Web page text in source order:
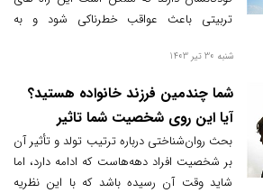
تربیتی باعث عواقب خطرناکی شود و به
شنبه 30 تیر 1403
شما چندمین فرزند خانواده هستید؟
آیا این روی شخصیت شما تاثیر
می‌گذارد؟
بحث روان‌شناختی درباره ترتیب تولد و تأثیر آن
بر شخصیت افراد دهه‌هاست که ادامه دارد، اما
شاید وقت آن رسیده باشد که با این نظریه